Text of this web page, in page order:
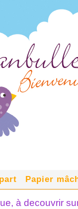
Papier
à decouvrir